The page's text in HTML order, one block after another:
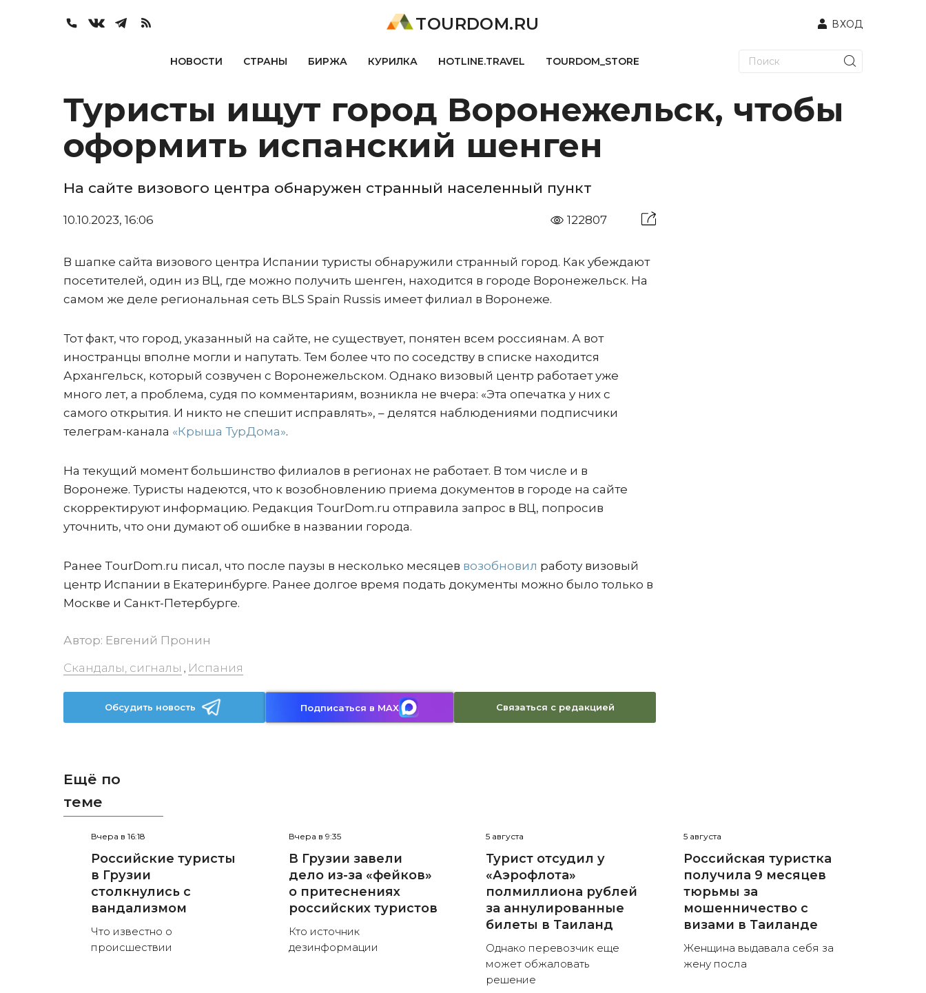
TOURDOM.RU ВХОД
НОВОСТИ СТРАНЫ БИРЖА КУРИЛКА HOTLINE.TRAVEL TOURDOM_STORE
Туристы ищут город Воронежельск, чтобы
оформить испанский шенген
На сайте визового центра обнаружен странный населенный пункт
10.10.2023, 16:06 122807
В шапке сайта визового центра Испании туристы обнаружили странный город. Как убеждают
посетителей, один из ВЦ, где можно получить шенген, находится в городе Воронежельск. На
самом же деле региональная сеть BLS Spain Russis имеет филиал в Воронеже.
Тот факт, что город, указанный на сайте, не существует, понятен всем россиянам. А вот
иностранцы вполне могли и напутать. Тем более что по соседству в списке находится
Архангельск, который созвучен с Воронежельском. Однако визовый центр работает уже
много лет, а проблема, судя по комментариям, возникла не вчера: «Эта опечатка у них с
самого открытия. И никто не спешит исправлять», – делятся наблюдениями подписчики
телеграм-канала «Крыша ТурДома».
На текущий момент большинство филиалов в регионах не работает. В том числе и в
Воронеже. Туристы надеются, что к возобновлению приема документов в городе на сайте
скорректируют информацию. Редакция TourDom.ru отправила запрос в ВЦ, попросив
уточнить, что они думают об ошибке в названии города.
Ранее TourDom.ru писал, что после паузы в несколько месяцев возобновил работу визовый
центр Испании в Екатеринбурге. Ранее долгое время подать документы можно было только в
Москве и Санкт-Петербурге.
Автор: Евгений Пронин
Скандалы, сигналы , Испания
Обсудить новость Подписаться в MAX Связаться с редакцией
Ещё по
теме
Вчера в 16:18
Российские туристы
в Грузии
столкнулись с
вандализмом
Что известно о
происшествии
Вчера в 9:35
В Грузии завели
дело из-за «фейков»
о притеснениях
российских туристов
Кто источник
дезинформации
5 августа
Турист отсудил у
«Аэрофлота»
полмиллиона рублей
за аннулированные
билеты в Таиланд
Однако перевозчик еще
может обжаловать
решение
5 августа
Российская туристка
получила 9 месяцев
тюрьмы за
мошенничество с
визами в Таиланде
Женщина выдавала себя за
жену посла